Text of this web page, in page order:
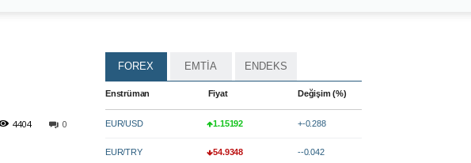
0
4404
FOREX EMTİA ENDEKS
Enstrüman Fiyat Değişim (%)
EUR/USD 1.15192 +-0.288
EUR/TRY 54.9348 --0.042